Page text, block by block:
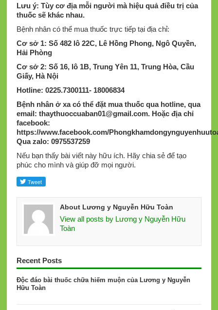
Lưu ý: Tùy cơ địa mỗi người mà hiệu quả điều trị của
thuốc sẽ khác nhau.
Bệnh nhân có thể mua thuốc trực tiếp tại địa chỉ:
Cơ sở 1: Số 482 lô 22C, Lê Hồng Phong, Ngô Quyền,
Hải Phòng
Cơ sở 2: Số 16, lô 1B, Trung Yên 11, Trung Hòa, Cầu
Giấy, Hà Nội
Hotline: 0225.7300111- 18006834
Bệnh nhân ở xa có thể đặt mua thuốc qua hotline, qua
email: thaythuoccuaban01@gmail.com. Hoặc địa chỉ
facebook:
https://www.facebook.com/
Qua zalo: 0975537259
Nếu bạn thấy bài viết này hữu ích. Hãy chia sẻ để tạo
phúc cho mình và giúp đỡ mọi người.
About Lương y Nguyễn Hữu Toàn
View all posts by Lương y Nguyễn Hữu
Toàn
Recent Posts
Độc đáo bài thuốc chữa hiếm muộn của Lương y Nguyễn
Hữu Toàn